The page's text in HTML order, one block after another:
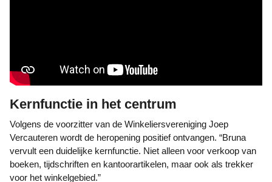
Kernfunctie in het centrum
Volgens de voorzitter van de Winkeliersvereniging Joep
Vercauteren wordt de heropening positief ontvangen. “Bruna
vervult een duidelijke kernfunctie. Niet alleen voor verkoop van
boeken, tijdschriften en kantoorartikelen, maar ook als trekker
voor het winkelgebied.”